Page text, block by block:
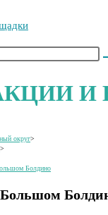
И
округ>
>
Болдино